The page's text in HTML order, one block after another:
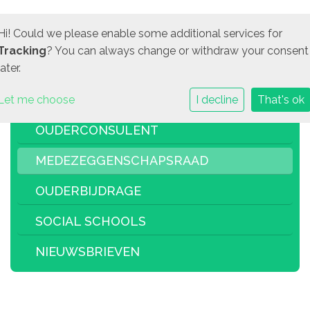
OUDERCONSULENT
MEDEZEGGENSCHAPSRAAD
OUDERBIJDRAGE
SOCIAL SCHOOLS
NIEUWSBRIEVEN
Could we please enable some additional services for
? You can always change or withdraw your consent
me choose I decline That's ok